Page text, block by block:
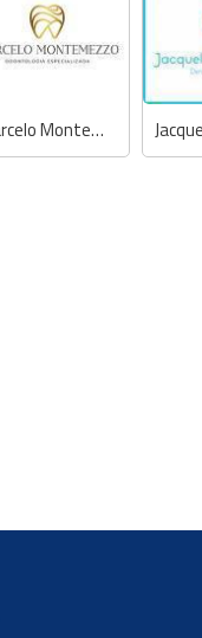
Marcelo Montemezzo - Dentista